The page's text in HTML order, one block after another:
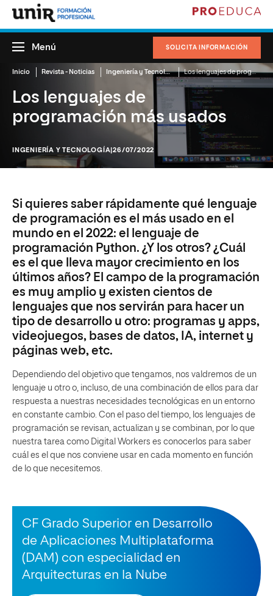
SOLICITA INFORMACIÓN
Menú
Inicio Revista - Noticias Ingeniería y Tecnología Los lenguajes de programación más usados
Los lenguajes de
programación más usados
INGENIERÍA Y TECNOLOGÍA |26/07/2022
Si quieres saber rápidamente qué lenguaje
de programación es el más usado en el
mundo en el 2022: el lenguaje de
programación Python. ¿Y los otros? ¿Cuál
es el que lleva mayor crecimiento en los
últimos años? El campo de la programación
es muy amplio y existen cientos de
lenguajes que nos servirán para hacer un
tipo de desarrollo u otro: programas y apps,
videojuegos, bases de datos, IA, internet y
páginas web, etc.
Dependiendo del objetivo que tengamos, nos valdremos de un
lenguaje u otro o, incluso, de una combinación de ellos para dar
respuesta a nuestras necesidades tecnológicas en un entorno
en constante cambio. Con el paso del tiempo, los lenguajes de
programación se revisan, actualizan y se combinan, por lo que
nuestra tarea como Digital Workers es conocerlos para saber
cuál es el que nos conviene usar en cada momento en función
de lo que necesitemos.
CF Grado Superior en Desarrollo
de Aplicaciones Multiplataforma
(DAM) con especialidad en
Arquitecturas en la Nube